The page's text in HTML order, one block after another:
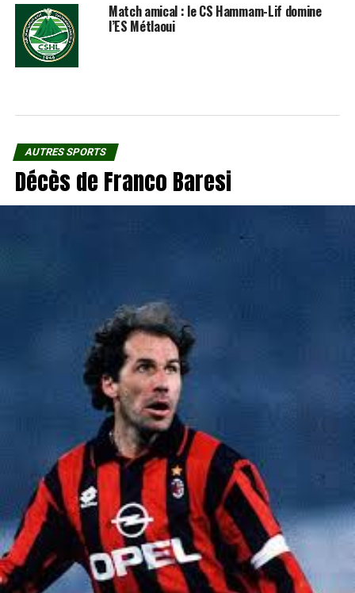
Match amical : le CS Hammam-Lif domine
l’ES Métlaoui
AUTRES SPORTS
Décès de Franco Baresi